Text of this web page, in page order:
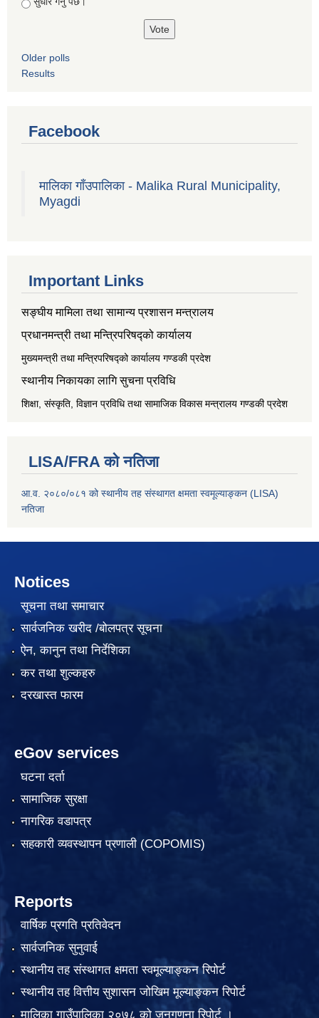
Older polls
Results
Facebook
मालिका गाँउपालिका - Malika Rural Municipality,
Myagdi
Important Links
सङ्‍घीय मामिला तथा सामान्य प्रशासन मन्त्रालय
प्रधानमन्त्री तथा मन्त्रिपरिषद्को कार्यालय
मुख्यमन्त्री तथा मन्त्रिपरिषद्को कार्यालय गण्डकी प्रदेश
स्थानीय निकायका लागि सुचना प्रविधि
शिक्षा, संस्कृति, विज्ञान प्रविधि तथा सामाजिक विकास मन्त्रालय गण्डकी प्रदेश
LISA/FRA को नतिजा
आ.व. २०८०/०८१ को स्थानीय तह संस्थागत क्षमता स्वमूल्याङ्कन (LISA)
नतिजा
Notices
सूचना तथा समाचार
सार्वजनिक खरीद /बोलपत्र सूचना
ऐन, कानुन तथा निर्देशिका
कर तथा शुल्कहरु
दरखास्त फारम
eGov services
घटना दर्ता
सामाजिक सुरक्षा
नागरिक वडापत्र
सहकारी व्यवस्थापन प्रणाली (COPOMIS)
Reports
वार्षिक प्रगति प्रतिवेदन
सार्वजनिक सुनुवाई
स्थानीय तह संस्थागत क्षमता स्वमूल्याङ्कन रिपोर्ट
स्थानीय तह वित्तीय सुशासन जोखिम मूल्याङ्कन रिपोर्ट
मालिका गाउँपालिका २०७८ को जनगणना रिपोर्ट ।